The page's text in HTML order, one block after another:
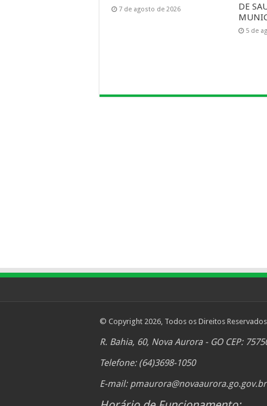
7 de agosto de 2026
DE
5 de
© Copyright 2026, Todos os Direitos
R. Bahia, 60, Nova Aurora - GO CEP:
Telefone: (64)3698-1050
E-mail: pmaurora@novaaurora.go.gov.br